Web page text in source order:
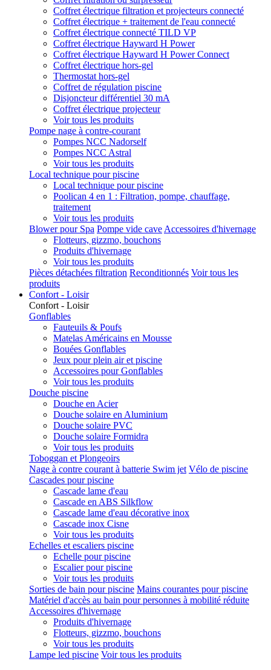
Coffret électrique filtration et projecteurs connecté
Coffret électrique + traitement de l'eau connecté
Coffret électrique connecté TILD VP
Coffret électrique Hayward H Power
Coffret électrique Hayward H Power Connect
Coffret électrique hors-gel
Thermostat hors-gel
Coffret de régulation piscine
Disjoncteur différentiel 30 mA
Coffret électrique projecteur
Voir tous les produits
Pompe nage à contre-courant
Pompes NCC Nadorself
Pompes NCC Astral
Voir tous les produits
Local technique pour piscine
Local technique pour piscine
Poolican 4 en 1 : Filtration, pompe, chauffage,
traitement
Voir tous les produits
Blower pour Spa Pompe vide cave Accessoires d'hivernage
Flotteurs, gizzmo, bouchons
Produits d'hivernage
Voir tous les produits
Pièces détachées filtration Reconditionnés Voir tous les
produits
Confort - Loisir
Confort - Loisir
Gonflables
Fauteuils & Poufs
Matelas Américains en Mousse
Bouées Gonflables
Jeux pour plein air et piscine
Accessoires pour Gonflables
Voir tous les produits
Douche piscine
Douche en Acier
Douche solaire en Aluminium
Douche solaire PVC
Douche solaire Formidra
Voir tous les produits
Toboggan et Plongeoirs
Nage à contre courant à batterie Swim jet Vélo de piscine
Cascades pour piscine
Cascade lame d'eau
Cascade en ABS Silkflow
Cascade lame d'eau décorative inox
Cascade inox Cisne
Voir tous les produits
Echelles et escaliers piscine
Echelle pour piscine
Escalier pour piscine
Voir tous les produits
Sorties de bain pour piscine Mains courantes pour piscine
Matériel d'accès au bain pour personnes à mobilité réduite
Accessoires d'hivernage
Produits d'hivernage
Flotteurs, gizzmo, bouchons
Voir tous les produits
Lampe led piscine Voir tous les produits